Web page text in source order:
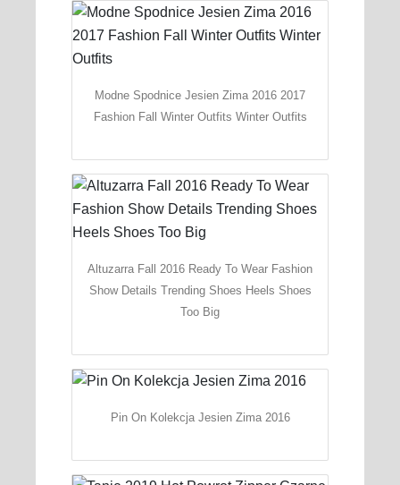
Modne Spodnice Jesien Zima 2016 2017
Fashion Fall Winter Outfits Winter Outfits
Altuzarra Fall 2016 Ready To Wear Fashion
Show Details Trending Shoes Heels Shoes
Too Big
Pin On Kolekcja Jesien Zima 2016